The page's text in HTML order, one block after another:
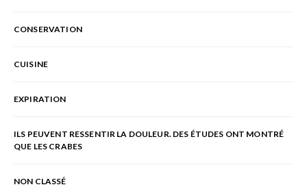
CONSERVATION
CUISINE
EXPIRATION
ILS PEUVENT RESSENTIR LA DOULEUR. DES ÉTUDES ONT MONTRÉ
QUE LES CRABES
NON CLASSÉ